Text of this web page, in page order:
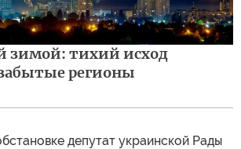
зимой: тихий исход
регионы
депутат украинской Рады